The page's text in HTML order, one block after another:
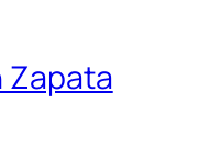
Zapata